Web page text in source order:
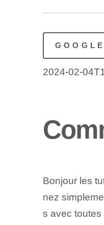
GOOGLE
2024-02-
Bonjour les
nez
s avec